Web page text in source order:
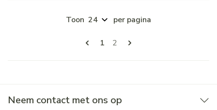
Pagina's
U lees momenteel pagina
1 Pagina
2
Toon per pagina
Neem contact met ons op